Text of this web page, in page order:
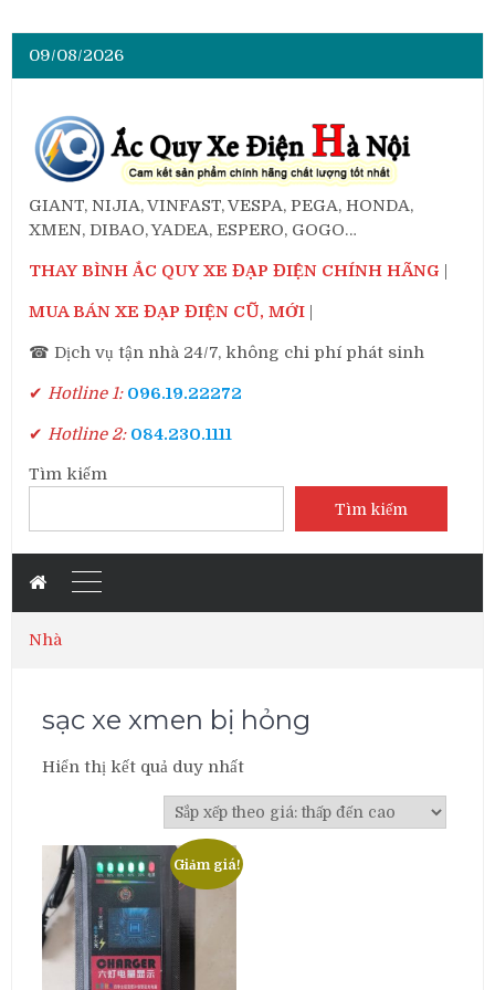
09/08/2026
GIANT, NIJIA, VINFAST, VESPA, PEGA, HONDA,
XMEN, DIBAO, YADEA, ESPERO, GOGO…
THAY BÌNH ẮC QUY XE ĐẠP ĐIỆN CHÍNH HÃNG
MUA BÁN XE ĐẠP ĐIỆN CŨ, MỚI
☎ Dịch vụ tận nhà 24/7, không chi phí phát sinh
✔ Hotline 1: 096.19.22272
✔ Hotline 2: 084.230.1111
Tìm kiếm
Tìm kiếm
Nhà
sạc xe xmen bị hỏng
Hiển thị kết quả duy nhất
Giảm giá!